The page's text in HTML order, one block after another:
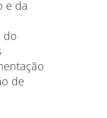
e da
do
de